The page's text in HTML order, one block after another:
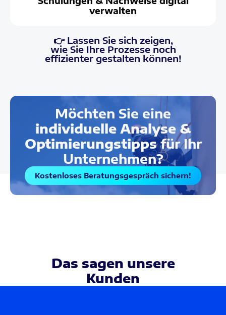
verwalten
👉 Lassen Sie sich zeigen,
wie Sie Ihre Prozesse noch
effizienter gestalten können!
Möchten Sie eine
individuelle Analyse &
Optimierungstippsfür Ihr
Unternehmen?
Kostenloses Beratungsgespräch sichern!
Das sagen unsere
Kunden